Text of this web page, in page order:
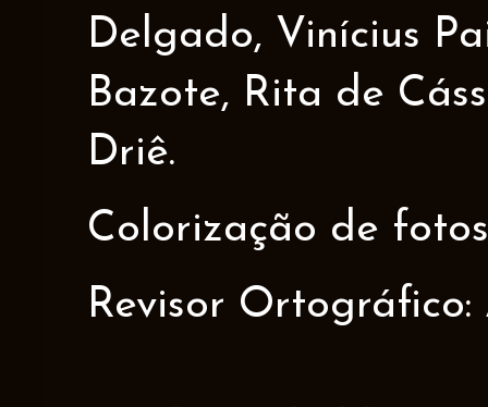
Delgado, Vinícius
Bazote, Rita de
Driê.
Colorização de
Revisor Ortográfico: